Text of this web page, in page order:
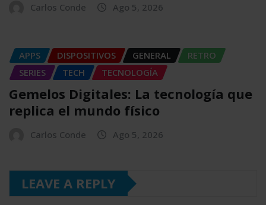
Carlos Conde Ago 5, 2026
APPS DISPOSITIVOS GENERAL
RETRO
SERIES
TECH TECNOLOGÍA
Gemelos Digitales: La tecnología que
replica el mundo físico
Carlos Conde Ago 5, 2026
LEAVE A REPLY